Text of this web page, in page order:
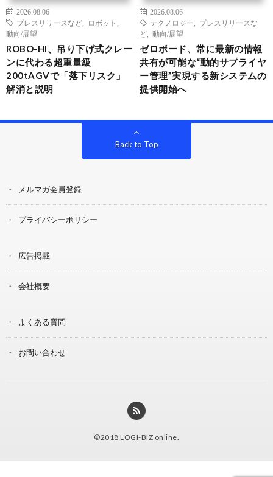
2026.08.06
プレスリリースなど
ロボット
動向/展望
ROBO-HI、吊り下げ式クレー
ンに代わる超重量級
200tAGVで「落下リスク」
解消と説明
2026.08.06
テクノロジー
プレスリリースな
ど
動向/展望
ゼロボード、常に最新の情報
共有が可能な“動的サプライヤ
ー管理”実現する新システムの
提供開始へ
Back to Top
メルマガ会員登録
プライバシーポリシー
広告掲載
会社概要
よくある質問
お問い合わせ
©2018 LOGI-BIZ online